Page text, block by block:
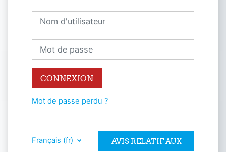
Nom d'utilisateur
Mot de passe
CONNEXION
Mot de passe perdu ?
Français ‎(fr)‎ AVIS RELATIF AUX